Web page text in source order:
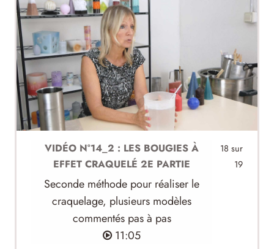
18 sur
19
VIDÉO N°14_2 : LES BOUGIES À
EFFET CRAQUELÉ 2E PARTIE
Seconde méthode pour réaliser le
craquelage, plusieurs modèles
commentés pas à pas
11:05